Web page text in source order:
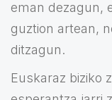
eman dezagun,
guztion artean,
ditzagun.
Euskaraz biziko